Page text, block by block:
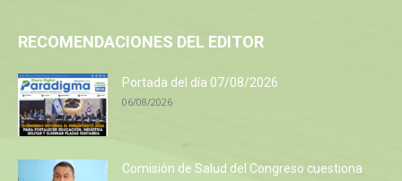
RECOMENDACIONES DEL EDITOR
Portada del día 07/08/2026
06/08/2026
Comisión de Salud del Congreso cuestiona